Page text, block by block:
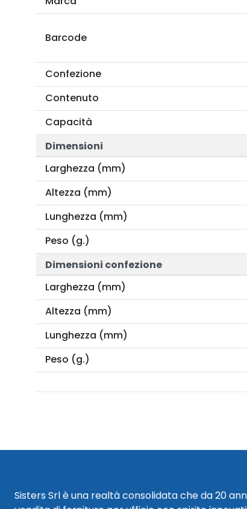
Barcode
Confezione
Contenuto
Capacità
Dimensioni
Larghezza (mm)
Altezza (mm)
Lunghezza (mm)
Peso (g.)
Dimensioni confezione
Larghezza (mm)
Altezza (mm)
Lunghezza (mm)
Peso (g.)
Sisters Srl è una realtà consolidata che da 20